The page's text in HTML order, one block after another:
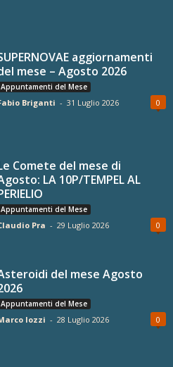
aggiornamenti
mese – Agosto 2026
Appuntamenti del Mese
Briganti - 31 Luglio 2026 0
Comete del mese di
LA 10P/TEMPEL AL
Appuntamenti del Mese
Pra - 29 Luglio 2026 0
del mese Agosto
Appuntamenti del Mese
Iozzi - 28 Luglio 2026 0